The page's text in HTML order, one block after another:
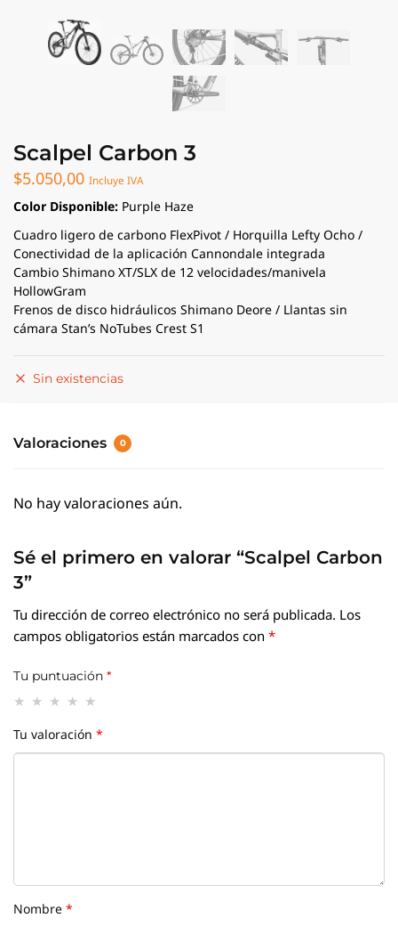
Scalpel Carbon 3
$5.050,00 Incluye IVA
Color Disponible:Purple Haze
Cuadro ligero de carbono FlexPivot / Horquilla Lefty Ocho /
Conectividad de la aplicación Cannondale integrada
Cambio Shimano XT/SLX de 12 velocidades/manivela
HollowGram
Frenos de disco hidráulicos Shimano Deore / Llantas sin
cámara Stan’s NoTubes Crest S1
Sin existencias
Valoraciones 0
No hay valoraciones aún.
Sé el primero en valorar “Scalpel Carbon
3”
Tu dirección de correo electrónico no será publicada.Los
campos obligatorios están marcados con*
Tu puntuación *
Tu valoración*
Nombre*